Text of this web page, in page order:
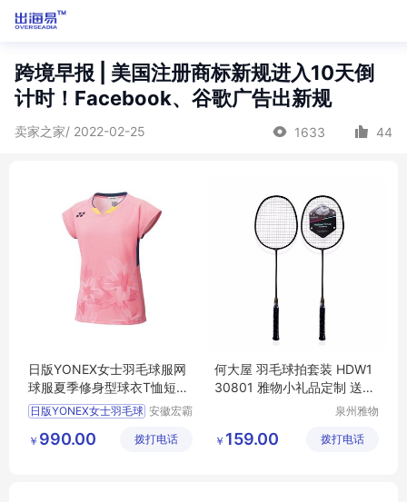
跨境早报 | 美国注册商标新规进入10天倒
计时！Facebook、谷歌广告出新规
卖家之家/ 2022-02-25 1633 44
日版YONEX女士羽毛球服网
球服夏季修身型球衣T恤短袖
20564
日版YONEX女士羽毛球 安徽宏霸
有限公司
￥ 990.00 拨打电话
何大屋 羽毛球拍套装 HDW1
30801 雅物小礼品定制 送客
户礼品 MY-ACJJ-（T）-145
泉州雅物
公司
￥ 159.00 拨打电话